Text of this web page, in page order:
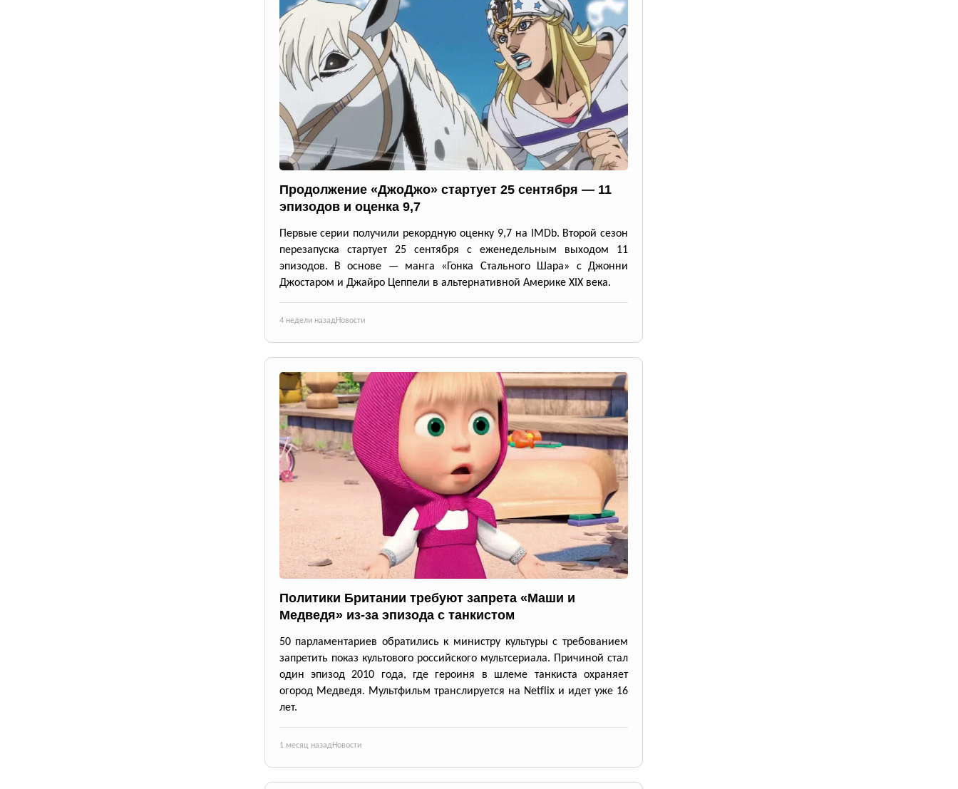
Продолжение «ДжоДжо» стартует 25 сентября — 11
эпизодов и оценка 9,7
Первые серии получили рекордную оценку 9,7 на IMDb. Второй сезон
перезапуска стартует 25 сентября с еженедельным выходом 11
эпизодов. В основе — манга «Гонка Стального Шара» с Джонни
Джостаром и Джайро Цеппели в альтернативной Америке XIX века.
4 недели назадНовости
Политики Британии требуют запрета «Маши и
Медведя» из-за эпизода с танкистом
50 парламентариев обратились к министру культуры с требованием
запретить показ культового российского мультсериала. Причиной стал
один эпизод 2010 года, где героиня в шлеме танкиста охраняет
огород Медведя. Мультфильм транслируется на Netflix и идет уже 16
лет.
1 месяц назадНовости